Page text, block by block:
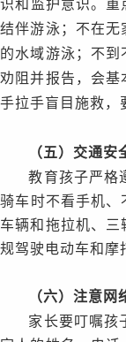
识和监护意识。重
结伴游泳；不在无
的水域游泳；不到
劝阻并报告，会基
手拉手盲目施救，
（五）交通安
教育孩子严格
骑车时不看手机、
车辆和拖拉机、三
规驾驶电动车和摩
（六）注意网
家长要叮嘱孩